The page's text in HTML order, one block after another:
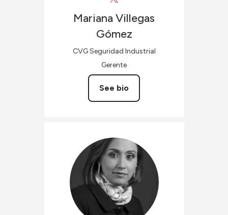
Mariana Villegas
Gómez
CVG Seguridad Industrial
Gerente
See bio